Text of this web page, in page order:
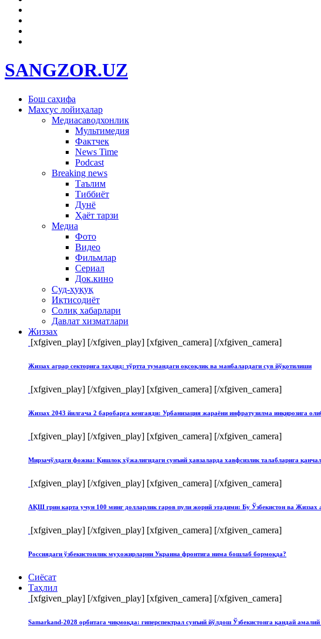
SANGZOR.UZ
Бош саҳифа
Махсус лойиҳалар
Медиасаводхонлик
Мультимедия
Фактчек
News Time
Podcast
Breaking news
Таълим
Тиббиёт
Дунё
Ҳаёт тарзи
Медиа
Фото
Видео
Фильмлар
Сериал
Док.кино
Суд-ҳуқуқ
Иқтисодиёт
Солиқ хабарлари
Давлат хизматлари
Жиззах
[xfgiven_play] [/xfgiven_play] [xfgiven_camera] [/xfgiven_camera]
Жиззах аграр секторига таҳдид: тўртта тумандаги оқсоқлик ва манбалардаги сув йўқотилиши
[xfgiven_play] [/xfgiven_play] [xfgiven_camera] [/xfgiven_camera]
Жиззах 2043 йилгача 2 баробарга кенгаяди: Урбанизация жараёни инфратузилма инқирозига
[xfgiven_play] [/xfgiven_play] [xfgiven_camera] [/xfgiven_camera]
Мирзачўлдаги фожиа: Қишлоқ хўжалигидаги сунъий ҳавзаларда хавфсизлик талабларига
[xfgiven_play] [/xfgiven_play] [xfgiven_camera] [/xfgiven_camera]
АҚШ грин карта учун 100 минг долларлик гаров пули жорий этадими: Бу Ўзбекистон ва Жиззах
[xfgiven_play] [/xfgiven_play] [xfgiven_camera] [/xfgiven_camera]
Россиядаги ўзбекистонлик муҳожирларни Украина фронтига нима бошлаб бормоқда?
Сиёсат
Таҳлил
[xfgiven_play] [/xfgiven_play] [xfgiven_camera] [/xfgiven_camera]
Samarkand-2028 орбитага чиқмоқда: гиперспектрал сунъий йўлдош Ўзбекистонга қандай